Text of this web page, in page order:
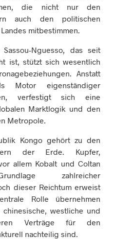
die nicht nur den
auch den politischen
mitbestimmen.
Nguesso, das seit
ist, stützt sich wesentlich
Anstatt
Motor eigenständiger
verfestigt sich eine
Marktlogik und den
Metropole.
Kongo gehört zu den
der Erde. Kupfer,
allem Kobalt und Coltan
zahlreicher
dieser Reichtum erweist
Rolle übernehmen
chinesische, westliche und
Verträge für den
nachteilig sind.